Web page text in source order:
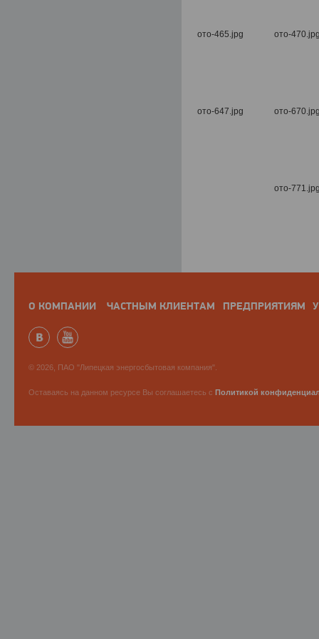
О КОМПАНИИ ЧАСТНЫМ КЛИЕНТАМ ПРЕДПРИЯТИЯМ
© 2026, ПАО "Липецкая энергосбытовая компания".
Оставаясь на данном ресурсе Вы соглашаетесь с Политикой